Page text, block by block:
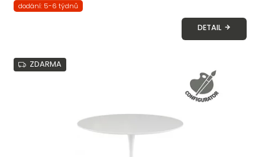
dodání: 5-6 týdnů
DETAIL
ZDARMA